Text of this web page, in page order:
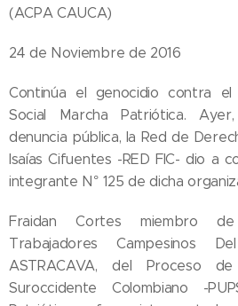
(ACPA CAUCA)
24 de Noviembre de 2016
Continúa el genocidio contra
Social Marcha Patriótica.
denuncia pública, la Red de
Isaías Cifuentes -RED FIC- dio a
integrante N° 125 de dicha
Fraidan Cortes miembro
Trabajadores Campesinos
ASTRACAVA, del Proceso
Suroccidente Colombiano -